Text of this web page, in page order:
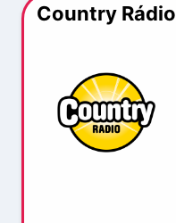
Country Rádio